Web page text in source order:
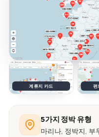
계류지 카드 편
5가지 정박 유형
마리나, 정박지, 부